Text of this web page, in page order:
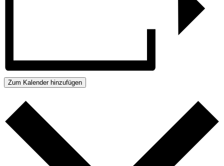
Zum Kalender hinzufügen